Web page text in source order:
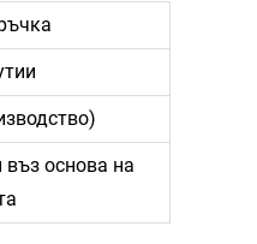
основа на